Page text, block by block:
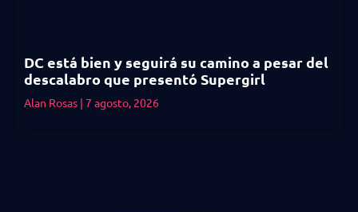
DC está bien y seguirá su camino a pesar del
descalabro que presentó Supergirl
Alan Rosas 7 agosto, 2026